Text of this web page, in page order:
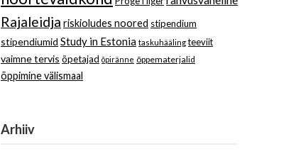
Rajaleidja riskioludes noored stipendium
stipendiumid Study in Estonia taskuhääling teeviit
vaimne tervis õpetajad õpiränne õppematerjalid
õppimine välismaal
Arhiiv